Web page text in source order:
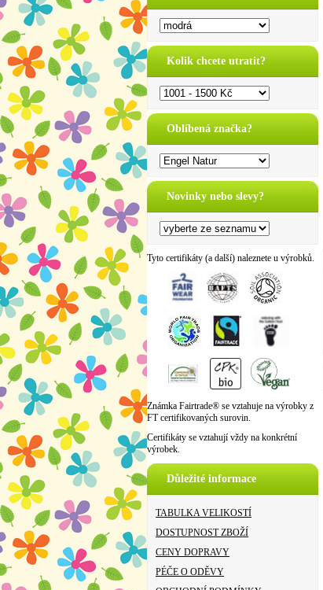
Kolik chcete utratit?
Oblíbená značka?
Novinky nebo slevy?
Tyto certifikáty (a další) naleznete u výrobků.
Známka Fairtrade® se vztahuje na výrobky z
FT certifikovaných surovin.
Certifikáty se vztahují vždy na konkrétní
výrobek.
Důležité informace
TABULKA VELIKOSTÍ
DOSTUPNOST ZBOŽÍ
CENY DOPRAVY
PÉČE O ODĚVY